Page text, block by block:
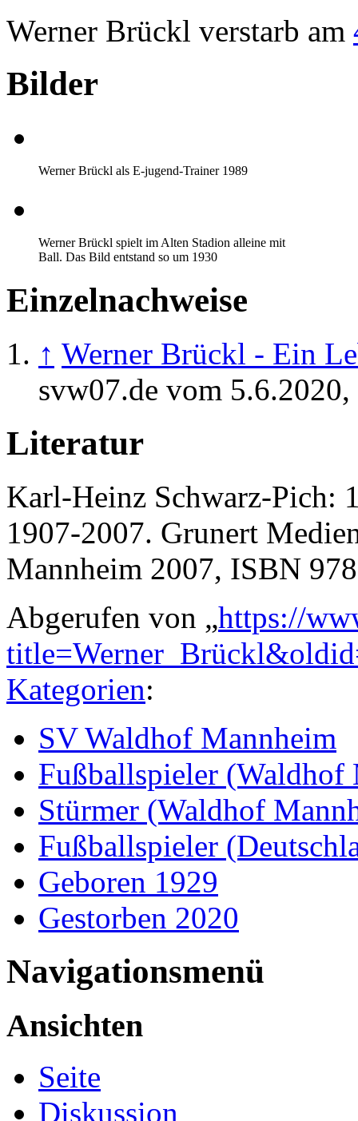
Werner Brückl verstarb am
Bilder
Werner Brückl als E-jugend-Trainer 1989
Werner Brückl spielt im Alten Stadion alleine mit
Ball. Das Bild entstand so um 1930
Einzelnachweise
↑ Werner Brückl - Ein
svw07.de vom
Literatur
Karl-Heinz Schwarz-Pich:
1907-2007. Grunert
Mannheim 2007, ISBN
Abgerufen von „https://
Kategorien:
SV Waldhof Mannheim
Fußballspieler (Waldhof
Stürmer (Waldhof
Fußballspieler
Geboren 1929
Gestorben 2020
Navigationsmenü
Ansichten
Seite
Diskussion